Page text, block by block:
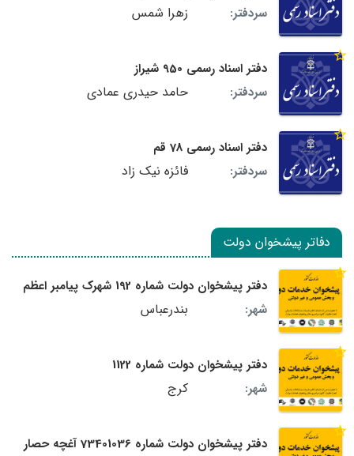
سردفتر:
زهرا شمس
دفتر اسناد رسمی 950 شیراز
سردفتر:
حامد حیدری عمادی
دفتر اسناد رسمی 78 قم
سردفتر:
فائزه نیک زاد
دفاتر پیشخوان دولت
دفتر پیشخوان دولت شماره 192 شهرک پیامبر اعظم
شهر:
بندرعباس
دفتر پیشخوان دولت شماره 1122
شهر:
کرج
دفتر پیشخوان دولت شماره 73401036 آغچه حصار